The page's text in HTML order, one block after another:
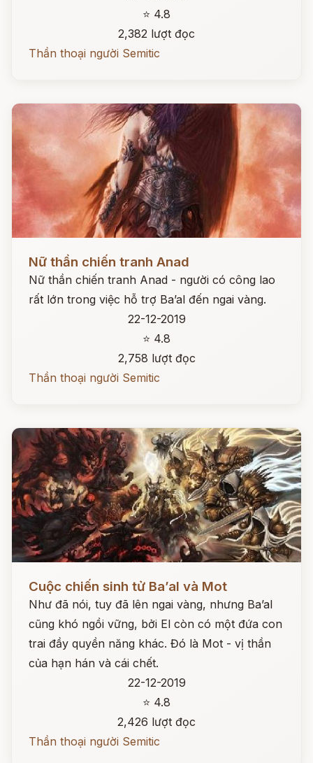
⭐ 4.8
2,382 lượt đọc
Thần thoại người Semitic
Nữ thần chiến tranh Anad
Nữ thần chiến tranh Anad - người có công lao
rất lớn trong việc hỗ trợ Ba’al đến ngai vàng.
22-12-2019
⭐ 4.8
2,758 lượt đọc
Thần thoại người Semitic
Cuộc chiến sinh tử Ba’al và Mot
Như đã nói, tuy đã lên ngai vàng, nhưng Ba’al
cũng khó ngồi vững, bởi El còn có một đứa con
trai đầy quyền năng khác. Đó là Mot - vị thần
của hạn hán và cái chết.
22-12-2019
⭐ 4.8
2,426 lượt đọc
Thần thoại người Semitic